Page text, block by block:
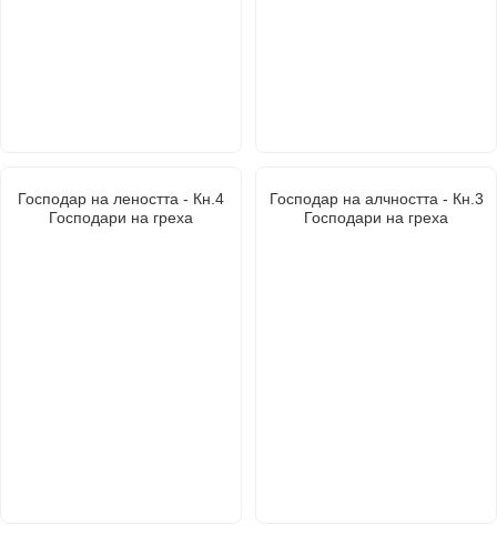
Господар на леността - Кн.4
Господари на греха
Господар на алчността - Кн.3
Господари на греха